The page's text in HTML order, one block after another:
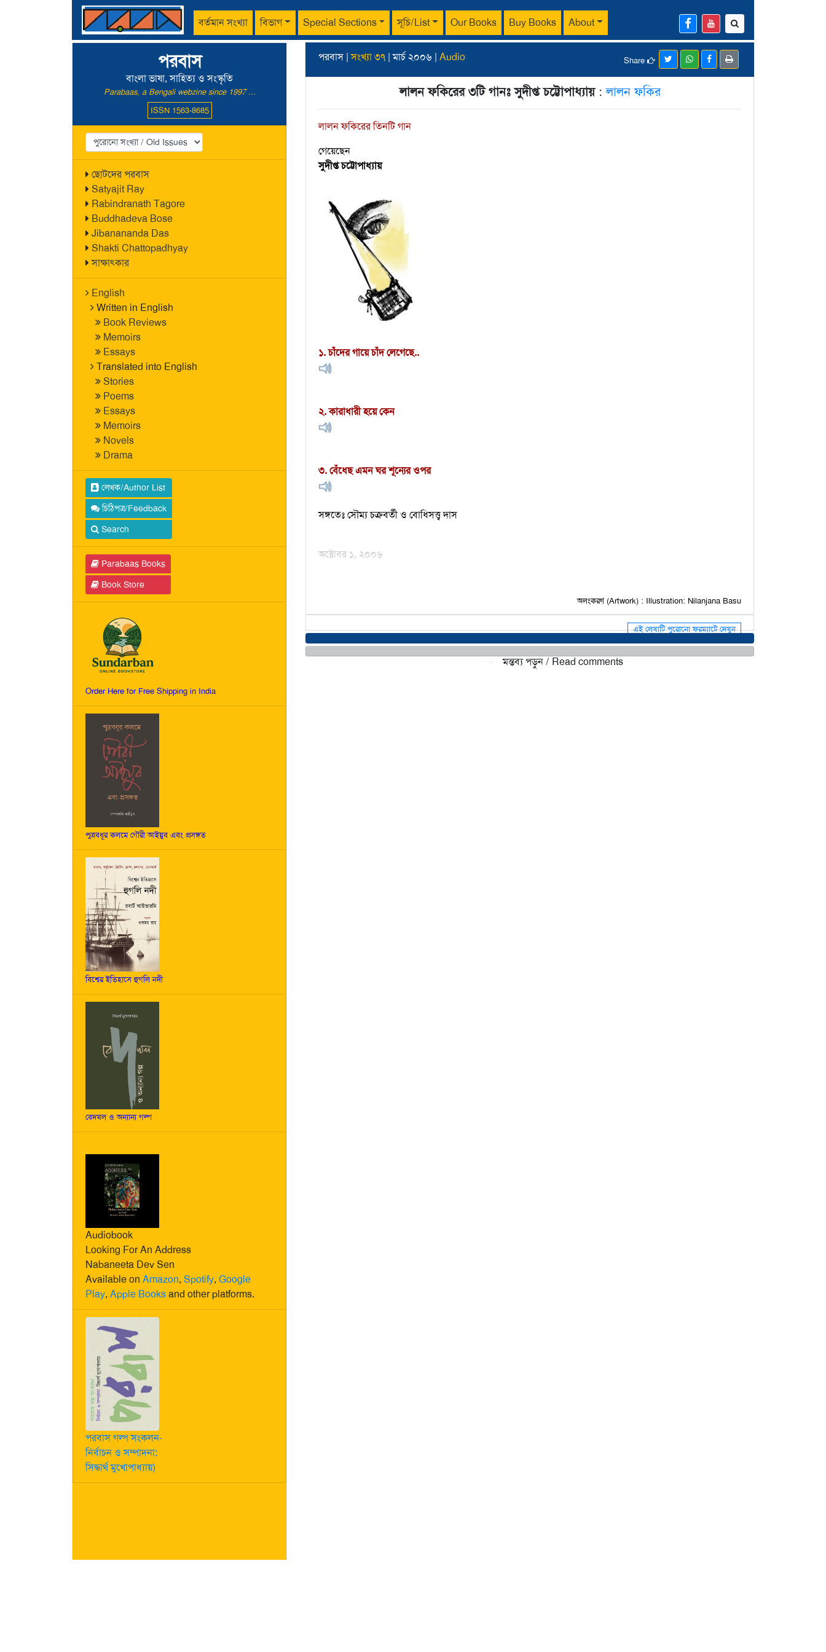
বর্তমান সংখ্যা বিভাগ Special Sections সূচি/List Our Books Buy Books About
পরবাস
বাংলা ভাষা, সাহিত্য ও সংস্কৃতি
Parabaas, a Bengali webzine since 1997 ...
ISSN 1563-8685
ছোটদের পরবাস
Satyajit Ray
Rabindranath Tagore
Buddhadeva Bose
Jibanananda Das
Shakti Chattopadhyay
সাক্ষাৎকার
English
Written in English
Book Reviews
Memoirs
Essays
Translated into English
Stories
Poems
Essays
Memoirs
Novels
Drama
লেখক/Author List
চিঠিপত্র/Feedback
Search
Parabaas Books
Book Store
Order Here for Free Shipping in India
পুত্রবধূর কলমে গৌরী আইয়ুব এবং প্রসঙ্গত
বিশ্বের ইতিহাসে হুগলি নদী
বেদখল ও অন্যান্য গল্প
Audiobook
Looking For An Address
Nabaneeta Dev Sen
Available on Amazon, Spotify, Google
Play, Apple Booksand other platforms.
পরবাস গল্প সংকলন-
নির্বাচন ও সম্পাদনা:
সিদ্ধার্থ মুখোপাধ্যায়)
পরবাস |সংখ্যা ৩৭ | মার্চ ২০০৬ | Audio Share
লালন ফকিরের ৩টি গানঃ সুদীপ্ত চট্টোপাধ্যায়:লালন ফকির
লালন ফকিরের তিনটি গান
গেয়েছেন
সুদীপ্ত চট্টোপাধ্যায়
১. চাঁদের গায়ে চাঁদ লেগেছে..
২. কারাধারী হয়ে কেন
৩. বেঁধেছ এমন ঘর শূন্যের ওপর
সঙ্গতেঃ সৌম্য চক্রবর্তী ও বোধিসত্ত্ব দাস
অক্টোবর ১, ২০০৬
অলংকরণ (Artwork) : Illustration: Nilanjana Basu
এই লেখাটি পুরোনো ফরম্যাটে দেখুন
মন্তব্য জমা দিন / Make a comment
মন্তব্য পড়ুন / Read comments